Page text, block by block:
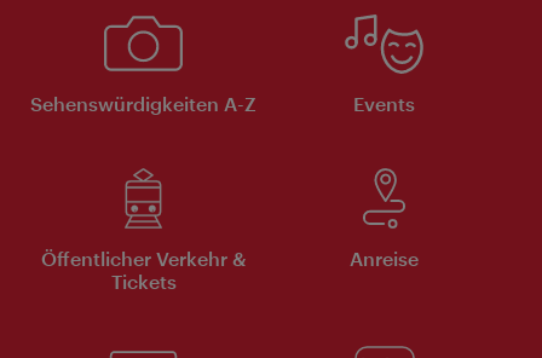
Sehenswürdigkeiten A-Z Events
Öffentlicher Verkehr &
Tickets
Anreise